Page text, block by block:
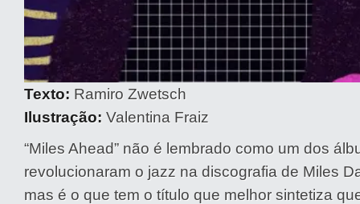
Texto: Ramiro Zwetsch
Ilustração: Valentina Fraiz
“Miles Ahead” não é lembrado como um dos
revolucionaram o jazz na discografia de Miles
mas é o que tem o título que melhor sintetiza